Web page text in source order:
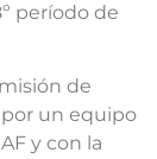
período de
de
un equipo
y con la